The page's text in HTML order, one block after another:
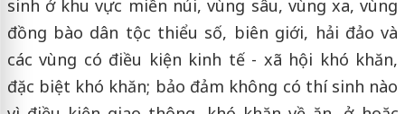
sinh ở khu vực miền núi, vùng sâu, vùng xa, vùng
đồng bào dân tộc thiểu số, biên giới, hải đảo và
các vùng có điều kiện kinh tế - xã hội khó khăn,
đặc biệt khó khăn; bảo đảm không có thí sinh nào